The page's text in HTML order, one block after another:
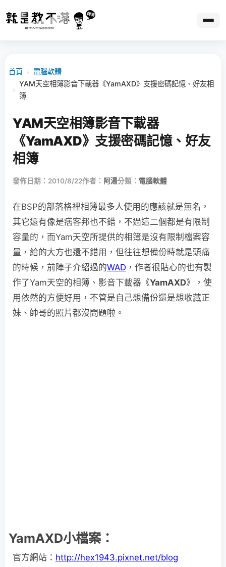
首頁 › 電腦軟體
›
YAM天空相簿影音下載器《YamAXD》支援密碼記憶、好友相
簿
YAM天空相簿影音下載器
《YamAXD》支援密碼記憶、好友
相簿
發佈日期：2010/8/22作者： 阿湯分類： 電腦軟體
在BSP的部落格裡相簿最多人使用的應該就是無名，
其它還有像是痞客邦也不錯，不過這二個都是有限制
容量的，而Yam天空所提供的相簿是沒有限制檔案容
量，給的大方也還不錯用，但往往想備份時就是頭痛
的時候，前陣子介紹過的WAD ，作者很貼心的也有製
作了Yam天空的相簿、影音下載器《YamAXD》，使
用依然的方便好用，不管是自己想備份還是想收藏正
妹、帥哥的照片都沒問題啦。
YamAXD小檔案：
官方網站： http://hex1943.pixnet.net/blog